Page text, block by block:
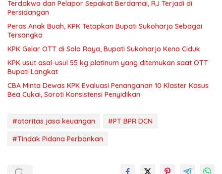
Terdakwa dan Pelapor Sepakat Berdamai, RJ Terjadi di
Persidangan
Peras Anak Buah, KPK Tetapkan Bupati Sukoharjo Sebagai
Tersangka
KPK Gelar OTT di Solo Raya, Bupati Sukoharjo Kena Ciduk
KPK usut asal-usul 55 kg platinum yang ditemukan saat OTT
Bupati Langkat
CBA Minta Dewas KPK Evaluasi Penanganan 10 Klaster Kasus
Bea Cukai, Soroti Konsistensi Penyidikan
#otoritas jasa keuangan
#PT BPR DCN
#Tindak Pidana Perbankan